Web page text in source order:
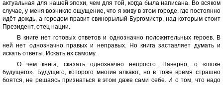
актуальная для нашей эпохи, чем для той, когда была написана. Во всяком
случае, у меня возникло ощущение, что я живу в этом городе, где постоянно
идёт дождь, а городом правит свинорылый Бургомистр, над которым стоит
Президент, отец нации.
В книге нет готовых ответов и однозначно положительных героев. В
ней нет однозначно правых и неправых. Но книга заставляет думать и
искать ответы. Искать их самому.
О чем книга, сказать однозначно непросто. Наверно, о «шоке
будущего». Будущего, которого многие алкают, но в тоже время страшно
боятся, не решаясь признаться в этом даже сами себе. И о том, что надо